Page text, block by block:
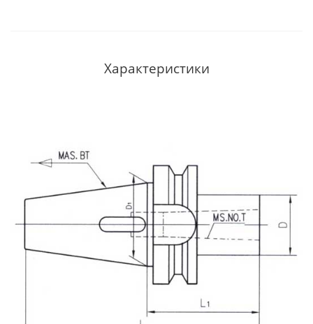
Характеристики